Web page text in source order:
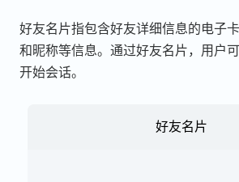
好友名片指包含好友详细信息的电子
和昵称等信息。通过好友名片，用户
开始会话。
好友名片